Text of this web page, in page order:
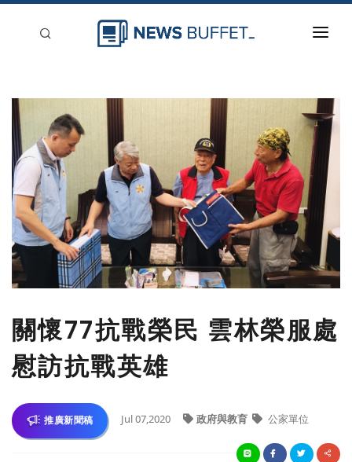
新聞稿分類
登入
刊登
關懷77抗戰榮民 雲林榮服處
慰訪抗戰英雄
推廣新聞稿 Jul 07,2020 政府與教育 公家單位